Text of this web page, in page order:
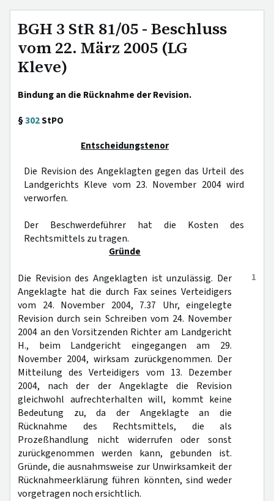
BGH 3 StR 81/05 - Beschluss
vom 22. März 2005 (LG
Kleve)
Bindung an die Rücknahme der Revision.
§302StPO
Entscheidungstenor
Die Revision des Angeklagten gegen das Urteil des
Landgerichts Kleve vom 23. November 2004 wird
verworfen.
Der Beschwerdeführer hat die Kosten des
Rechtsmittels zu tragen.
Gründe
1
Die Revision des Angeklagten ist unzulässig. Der
Angeklagte hat die durch Fax seines Verteidigers
vom 24. November 2004, 7.37 Uhr, eingelegte
Revision durch sein Schreiben vom 24. November
2004 an den Vorsitzenden Richter am Landgericht
H., beim Landgericht eingegangen am 29.
November 2004, wirksam zurückgenommen. Der
Mitteilung des Verteidigers vom 13. Dezember
2004, nach der der Angeklagte die Revision
gleichwohl aufrechterhalten will, kommt keine
Bedeutung zu, da der Angeklagte an die
Rücknahme des Rechtsmittels, die als
Prozeßhandlung nicht widerrufen oder sonst
zurückgenommen werden kann, gebunden ist.
Gründe, die ausnahmsweise zur Unwirksamkeit der
Rücknahmeerklärung führen könnten, sind weder
vorgetragen noch ersichtlich.